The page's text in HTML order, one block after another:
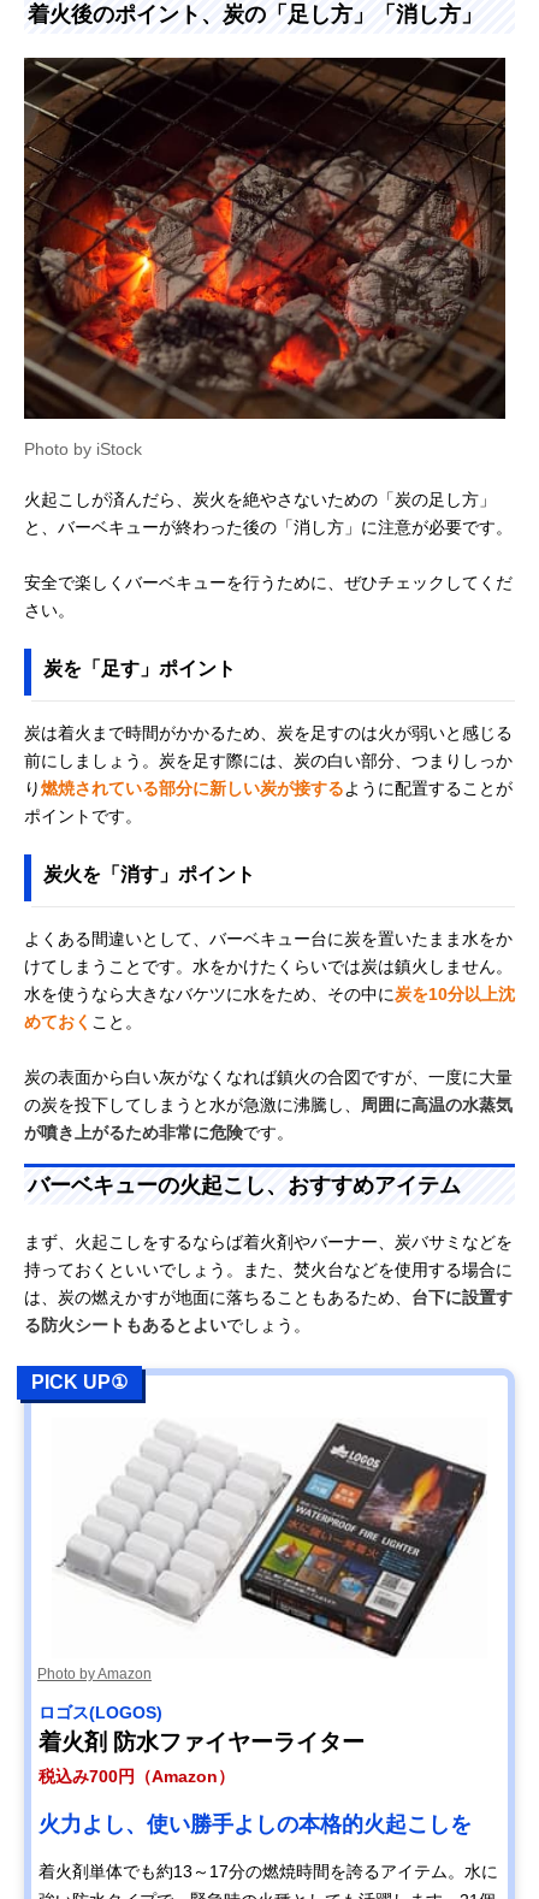
着火後のポイント、炭の「足し方」「消し方」
Photo by iStock
火起こしが済んだら、炭火を絶やさないための「炭の足し方」
と、バーベキューが終わった後の「消し方」に注意が必要です。
安全で楽しくバーベキューを行うために、ぜひチェックしてくだ
さい。
炭を「足す」ポイント
炭は着火まで時間がかかるため、炭を足すのは火が弱いと感じる
前にしましょう。炭を足す際には、炭の白い部分、つまりしっか
り燃焼されている部分に新しい炭が接するように配置することが
ポイントです。
炭火を「消す」ポイント
よくある間違いとして、バーベキュー台に炭を置いたまま水をか
けてしまうことです。水をかけたくらいでは炭は鎮火しません。
水を使うなら大きなバケツに水をため、その中に炭を10分以上沈
めておく こと。
炭の表面から白い灰がなくなれば鎮火の合図ですが、一度に大量
の炭を投下してしまうと水が急激に沸騰し、 周囲に高温の水蒸気
が噴き上がるため非常に危険です。
バーベキューの火起こし、おすすめアイテム
まず、火起こしをするならば着火剤やバーナー、炭バサミなどを
持っておくといいでしょう。また、焚火台などを使用する場合に
は、炭の燃えかすが地面に落ちることもあるため、 台下に設置す
る防火シートもあるとよいでしょう。
PICK UP①
Photo by Amazon
ロゴス(LOGOS)
着火剤 防水ファイヤーライター
税込み700円（Amazon）
火力よし、使い勝手よしの本格的火起こしを
着火剤単体でも約13～17分の燃焼時間を誇るアイテム。水に